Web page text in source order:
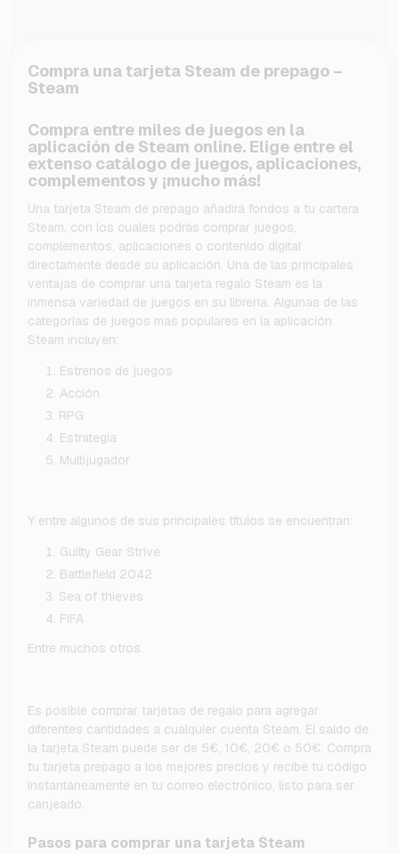
Compra una tarjeta Steam de prepago –
Steam
Compra entre miles de juegos en la
aplicación de Steam online. Elige entre el
extenso catálogo de juegos, aplicaciones,
complementos y ¡mucho más!
Una tarjeta Steam de prepago añadirá fondos a tu cartera
Steam, con los cuales podrás comprar juegos,
complementos, aplicaciones o contenido digital
directamente desde su aplicación. Una de las principales
ventajas de comprar una tarjeta regalo Steam es la
inmensa variedad de juegos en su librería. Algunas de las
categorías de juegos mas populares en la aplicación
Steam incluyen:
Estrenos de juegos
Acción
RPG
Estrategia
Multijugador
Y entre algunos de sus principales títulos se encuentran:
Guilty Gear Strive
Battlefield 2042
Sea of thieves
FIFA
Entre muchos otros.
Es posible comprar tarjetas de regalo para agregar
diferentes cantidades a cualquier cuenta Steam. El saldo de
la tarjeta Steam puede ser de 5€, 10€, 20€ o 50€. Compra
tu tarjeta prepago a los mejores precios y recibe tu código
instantáneamente en tu correo electrónico, listo para ser
canjeado.
Pasos para comprar una tarjeta Steam